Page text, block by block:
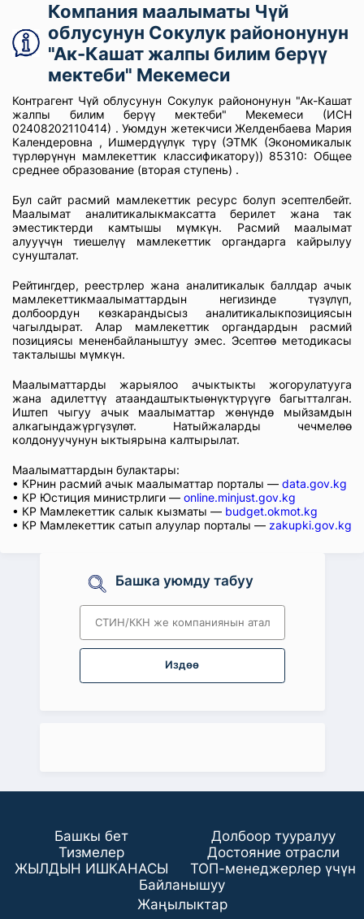
Компания маалыматы Чүй
облусунун Сокулук райононунун
"Ак-Кашат жалпы билим берүү
мектеби" Мекемеси
Контрагент Чүй облусунун Сокулук райононунун "Ак-Кашат
жалпы билим берүү мектеби" Мекемеси (ИСН
02408202110414) . Уюмдун жетекчиси Желденбаева Мария
Календеровна , Ишмердүүлүк түрү (ЭТМК (Экономикалык
түрлөрүнүн мамлекеттик классификатору)) 85310: Общее
среднее образование (вторая ступень) .
Бул сайт расмий мамлекеттик ресурс болуп эсептелбейт.
Маалымат аналитикалыкмаксатта берилет жана так
эместиктерди камтышы мүмкүн. Расмий маалымат
алууүчүн тиешелүү мамлекеттик органдарга кайрылуу
сунушталат.
Рейтингдер, реестрлер жана аналитикалык баллдар ачык
мамлекеттикмаалыматтардын негизинде түзүлүп,
долбоордун көзкарандысыз аналитикалыкпозициясын
чагылдырат. Алар мамлекеттик органдардын расмий
позициясы мененбайланыштуу эмес. Эсептөө методикасы
такталышы мүмкүн.
Маалыматтарды жарыялоо ачыктыкты жогорулатууга
жана адилеттүү атаандаштыктыөнүктүрүүгө багытталган.
Иштеп чыгуу ачык маалыматтар жөнүндө мыйзамдын
алкагындажүргүзүлөт. Натыйжаларды чечмелөө
колдонуучунун ыктыярына калтырылат.
Маалыматтардын булактары:
• КРнин расмий ачык маалыматтар порталы — data.gov.kg
• КР Юстиция министрлиги — online.minjust.gov.kg
• КР Мамлекеттик салык кызматы — budget.okmot.kg
• КР Мамлекеттик сатып алуулар порталы — zakupki.gov.kg
Башка уюмду табуу
Издөө
Башкы бет
Долбоор тууралуу
Тизмелер
Достояние отрасли
ЖЫЛДЫН ИШКАНАСЫ
ТОП-менеджерлер үчүн
Байланышуу
Жаңылыктар